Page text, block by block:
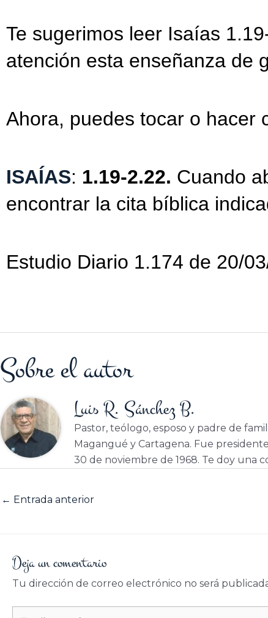
Te sugerimos leer Isaías
atención esta enseñanza de
Ahora, puedes tocar o hacer
ISAÍAS: 1.19-2.22. Cuando
encontrar la cita bíblica
Estudio Diario 1.174 de 20/
Sobre el autor
Luis R. Sánchez B.
Pastor, teólogo, esposo y padre de
Magangué y Cartagena. Fue
30 de noviembre de 1968. Te doy una
← Entrada anterior
Deja un comentario
Tu dirección de correo electrónico no será